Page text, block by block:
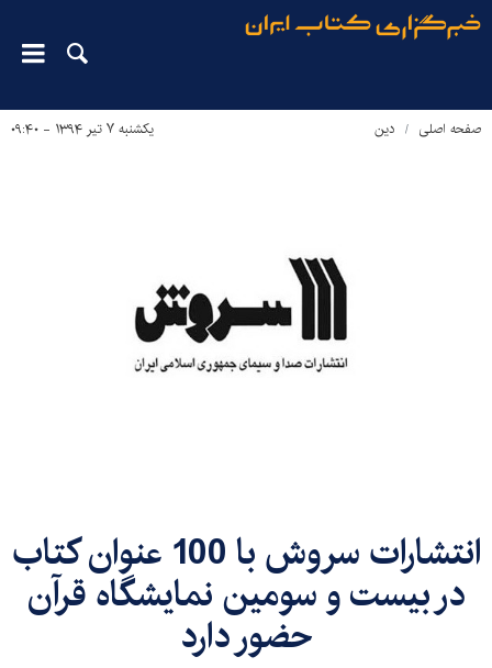
صفحه اصلی دین‌ یکشنبه ۷ تیر ۱۳۹۴ - ۰۹:۴۰
انتشارات سروش با 100 عنوان کتاب
در بیست و سومین نمایشگاه قرآن
حضور دارد